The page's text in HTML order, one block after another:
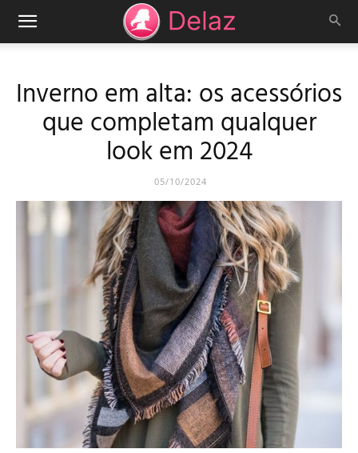
Inverno em alta: os acessórios
que completam qualquer
look em 2024
05/10/2024